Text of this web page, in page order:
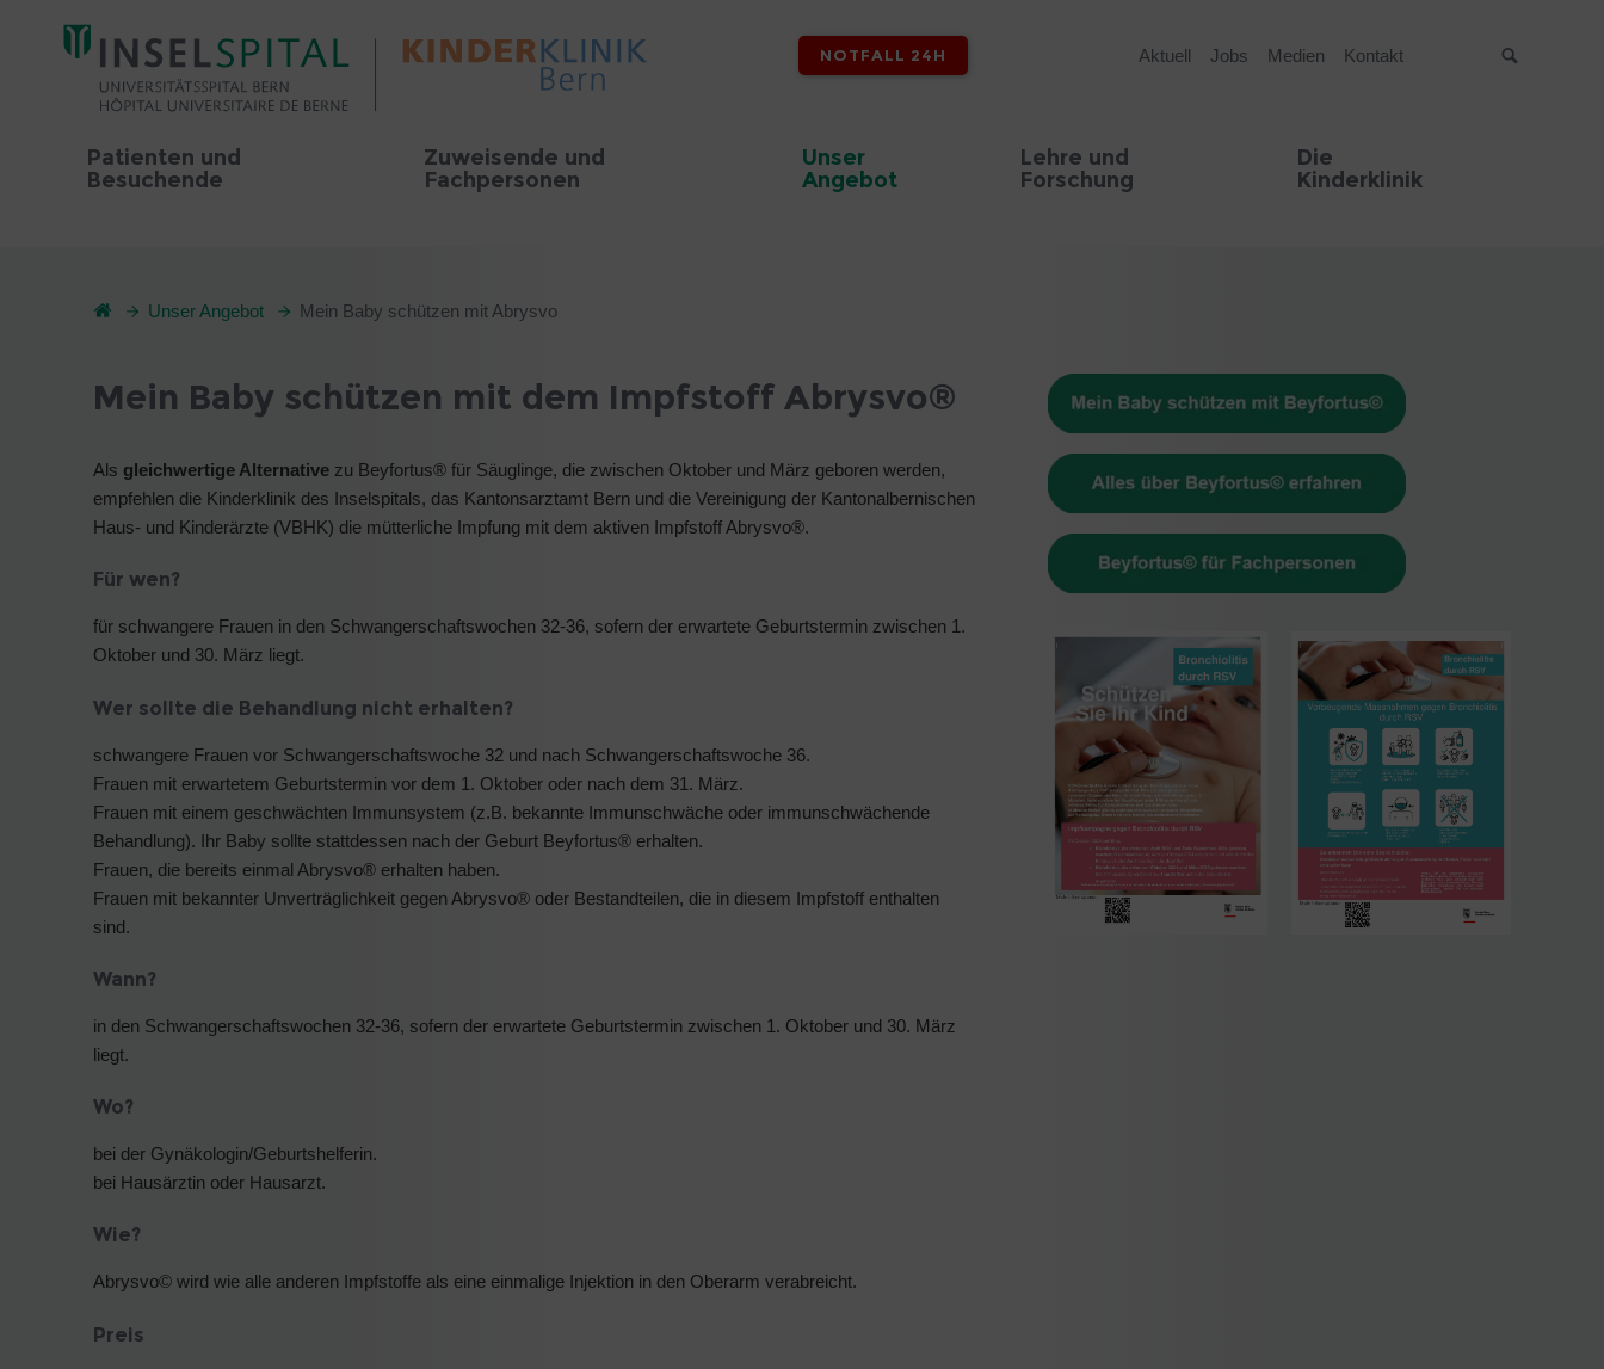
NOTFALL 24H Aktuell Jobs Medien Kontakt
Patienten und
Besuchende
Zuweisende und
Fachpersonen
Unser
Angebot
Lehre und
Forschung
Die
Kinderklinik
Unser Angebot Mein Baby schützen mit Abrysvo
Mein Baby schützen mit dem Impfstoff Abrysvo®
Als gleichwertige Alternative zu Beyfortus® für Säuglinge, die zwischen Oktober und März geboren werden,
empfehlen die Kinderklinik des Inselspitals, das Kantonsarztamt Bern und die Vereinigung der Kantonalbernischen
Haus- und Kinderärzte (VBHK) die mütterliche Impfung mit dem aktiven Impfstoff Abrysvo®.
Für wen?
für schwangere Frauen in den Schwangerschaftswochen 32-36, sofern der erwartete Geburtstermin zwischen 1.
Oktober und 30. März liegt.
Wer sollte die Behandlung nicht erhalten?
schwangere Frauen vor Schwangerschaftswoche 32 und nach Schwangerschaftswoche 36.
Frauen mit erwartetem Geburtstermin vor dem 1. Oktober oder nach dem 31. März.
Frauen mit einem geschwächten Immunsystem (z.B. bekannte Immunschwäche oder immunschwächende
Behandlung). Ihr Baby sollte stattdessen nach der Geburt Beyfortus® erhalten.
Frauen, die bereits einmal Abrysvo® erhalten haben.
Frauen mit bekannter Unverträglichkeit gegen Abrysvo® oder Bestandteilen, die in diesem Impfstoff enthalten
sind.
Wann?
in den Schwangerschaftswochen 32-36, sofern der erwartete Geburtstermin zwischen 1. Oktober und 30. März
liegt.
Wo?
bei der Gynäkologin/Geburtshelferin.
bei Hausärztin oder Hausarzt.
Wie?
Abrysvo© wird wie alle anderen Impfstoffe als eine einmalige Injektion in den Oberarm verabreicht.
Preis